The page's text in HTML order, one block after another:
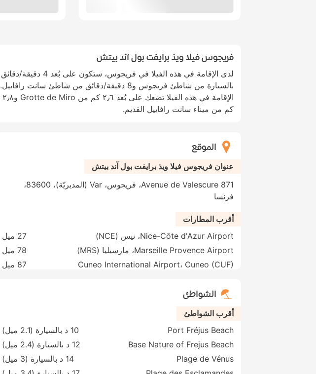
فريجوس فيلا ويذ برايفت بول آند بيتش
لدى الإقامة في هذه الفيلا في فريجوس، ستكون على بُعد 4 دقيقة/دقائق
بالسيارة من شاطئ فريجوس و8 دقيقة/دقائق من شاطئ سانت رافاييل.
الإقامة في هذه الفيلا تضعك على بُعد ٢٫٦ كم من Grotte de Miro و٢٫٨
كم من ميناء سانت رافاييل القديم.
الموقع
عنوان فريجوس فيلا ويذ برايفت بول آند بيتش
Avenue de Valescure 871، فريجوس، Var (المديريّة)، 83600،
فرنسا
أقرب المطارات
Nice-Côte d'Azur Airport، نيس (NCE)
27 ميل
Marseille Provence Airport، مارسيليا (MRS)
78 ميل
Cuneo International Airport، Cuneo (CUF)
87 ميل
الشواطئ
أقرب الشواطئ
Port Fréjus Beach
10 د بالسيارة (2.1 ميل)
Base Nature of Frejus Beach
12 د بالسيارة (2.4 ميل)
Plage de Vénus
14 د بالسيارة (3 ميل)